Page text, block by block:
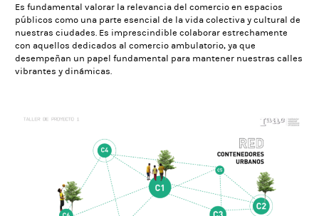
Es fundamental valorar la relevancia del comercio en espacios
públicos como una parte esencial de la vida colectiva y cultural de
nuestras ciudades. Es imprescindible colaborar estrechamente
con aquellos dedicados al comercio ambulatorio, ya que
desempeñan un papel fundamental para mantener nuestras calles
vibrantes y dinámicas.